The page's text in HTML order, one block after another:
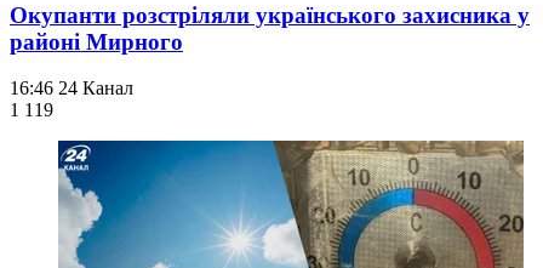
Окупанти розстріляли українського захисника у
районі Мирного
16:46 24 Канал
1 119